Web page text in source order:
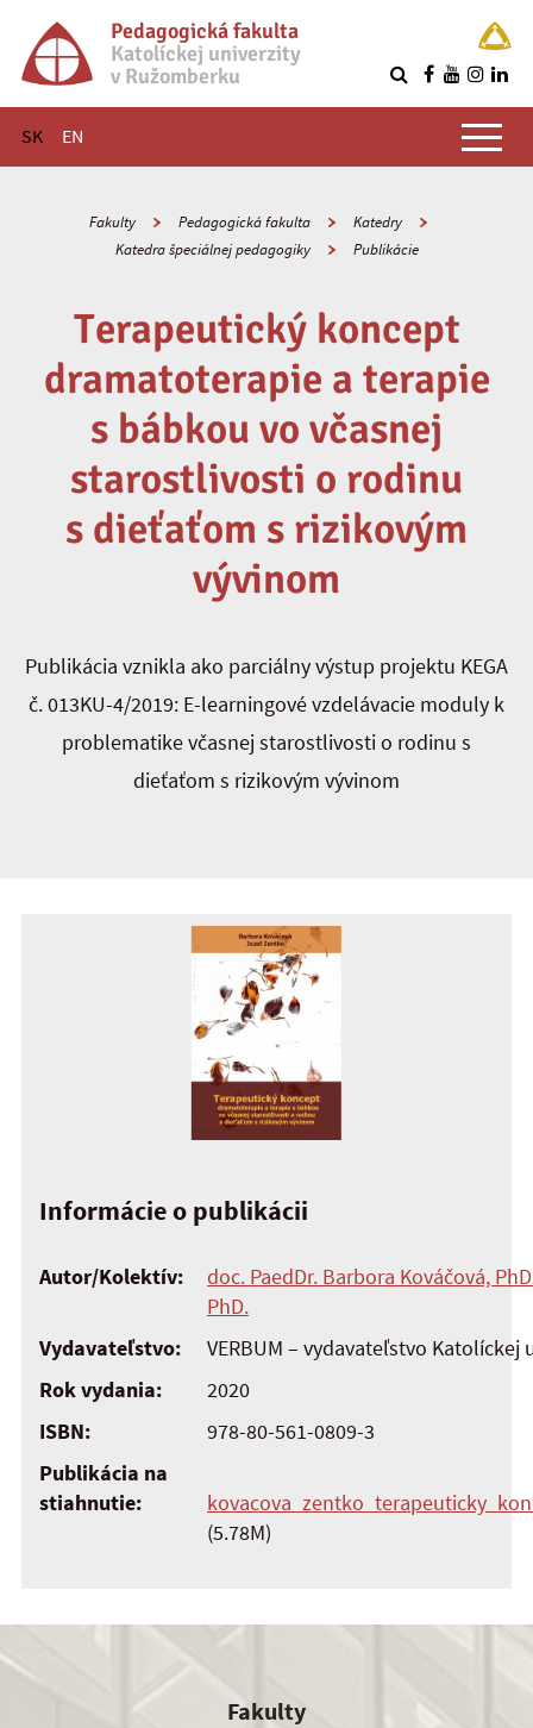
Pedagogická fakulta
Katolíckej univerzity
v Ružomberku
SK EN
Hlavné menu
Fakulty Pedagogická fakulta
Katedry
Katedra špeciálnej pedagogiky
Publikácie
Terapeutický koncept
dramatoterapie a terapie
s bábkou vo včasnej
starostlivosti o rodinu
s dieťaťom s rizikovým
vývinom
Publikácia vznikla ako parciálny výstup projektu KEGA
č. 013KU-4/2019: E-learningové vzdelávacie moduly k
problematike včasnej starostlivosti o rodinu s
dieťaťom s rizikovým vývinom
Informácie o publikácii
Autor/Kolektív:
doc. PaedDr. Barbora Kováčová,
PhD.
Vydavateľstvo:
VERBUM – vydavateľstvo
Rok vydania:
2020
ISBN:
978-80-561-0809-3
Publikácia na
stiahnutie:
(5.78M)
Fakulty